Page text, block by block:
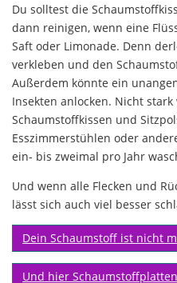
Du solltest die
dann reinigen, wenn eine
Saft oder Limonade. Denn
verkleben und den
Außerdem könnte ein
Insekten anlocken. Nicht
Schaumstoffkissen und
Esszimmerstühlen oder
ein- bis zweimal pro Jahr
Und wenn alle Flecken und
lässt sich auch viel besser
Dein Schaumstoff ist nicht
Und hier